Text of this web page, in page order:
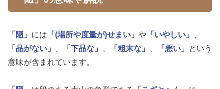
「陋」 には 「(場所や度量が)せまい」 や 「いやしい」
「品がない」
「下品な」 「粗末な」 「悪い」
という
意味が含まれています。